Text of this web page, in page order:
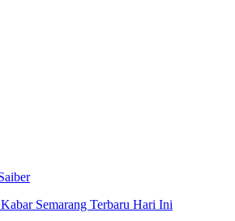
Semarang Terbaru Hari Ini